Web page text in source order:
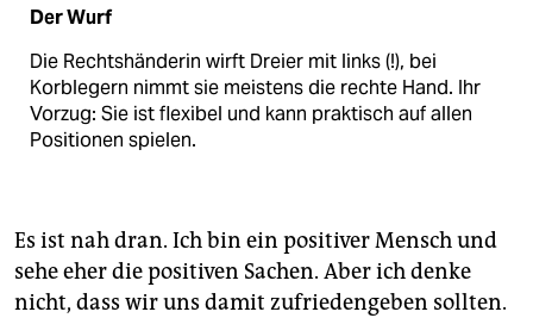
Der Wurf
Die Rechtshänderin wirft Dreier mit links (!), bei
Korblegern nimmt sie meistens die rechte Hand. Ihr
Vorzug: Sie ist flexibel und kann praktisch auf allen
Positionen spielen.
Es ist nah dran. Ich bin ein positiver Mensch und
sehe eher die positiven Sachen. Aber ich denke
nicht, dass wir uns damit zufriedengeben sollten.